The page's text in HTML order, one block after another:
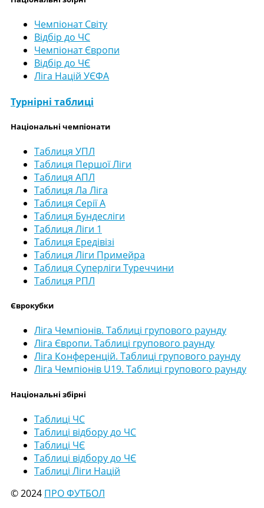
Чемпіонат Світу
Відбір до ЧС
Чемпіонат Європи
Відбір до ЧЄ
Ліга Націй УЄФА
Турнірні таблиці
Національні чемпіонати
Таблиця УПЛ
Таблиця Першої Ліги
Таблиця АПЛ
Таблиця Ла Ліга
Таблиця Серії А
Таблиця Бундесліги
Таблиця Ліги 1
Таблиця Ередівізі
Таблиця Ліги Примейра
Таблиця Суперліги Туреччини
Таблиця РПЛ
Єврокубки
Ліга Чемпіонів. Таблиці групового раунду
Ліга Європи. Таблиці групового раунду
Ліга Конференцій. Таблиці групового раунду
Ліга Чемпіонів U19. Таблиці групового раунду
Національні збірні
Таблиці ЧС
Таблиці відбору до ЧС
Таблиці ЧЄ
Таблиці відбору до ЧЄ
Таблиці Ліги Націй
© 2024 ПРО ФУТБОЛ